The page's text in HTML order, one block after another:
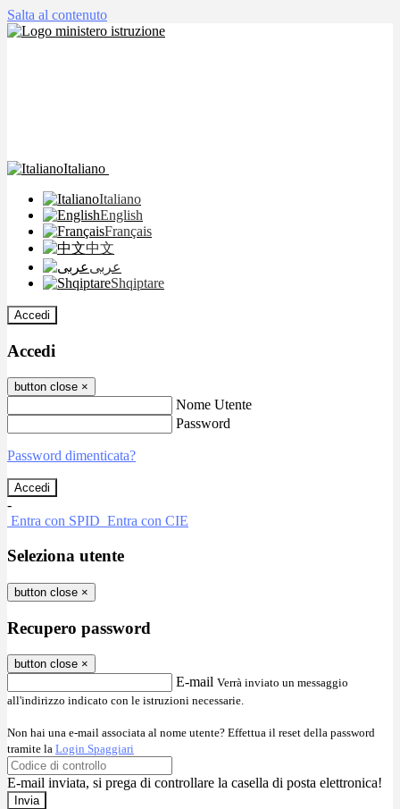
Salta al contenuto
Italiano
Italiano
English
Français
中文
عربى
Shqiptare
Accedi
Accedi
button close ×
Nome Utente
Password
Password dimenticata?
-
Entra con SPID Entra con CIE
Seleziona utente
button close ×
Recupero password
button close ×
E-mail Verrà inviato un messaggio
all'indirizzo indicato con le istruzioni necessarie.
Non hai una e-mail associata al nome utente? Effettua il reset della password
tramite la Login Spaggiari
E-mail inviata, si prega di controllare la casella di posta elettronica!